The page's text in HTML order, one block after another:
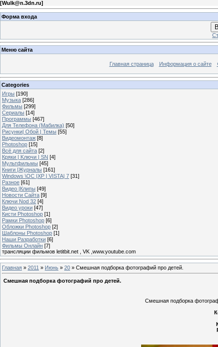
[Wulk@n.3dn.ru]
Форма входа
Меню сайта
Главная страница Информация о сайте
Categories
Игры [190]
Музыка [286]
Фильмы [299]
Сериалы [14]
Программы [467]
Для Телефона (Мабилка) [50]
Рисунки| Обой | Темы [55]
Видеомонтаж [8]
Photoshop [15]
Всё для сайта [2]
Кряки | Kлючи | SN [4]
Мультфильмы [45]
Книги |Журналы [161]
Windows \OC |XP | VISTA| 7 [31]
Разное [61]
Видео |Клипы [49]
Новости Сайта [9]
Ключи Nod 32 [4]
Видео уроки [47]
Кисти Photoshop [1]
Рамки Photoshop [6]
Обложки Photoshop [2]
Шаблоны Photoshop [1]
Наши Разработки [6]
Фильмы Онлайн [7]
трансляции фильмов letitbit.net , VK ,www.youtube.com
Главная » 2011 » Июнь » 20 » Смешная подборка фотографий про детей.
Смешная подборка фотографий про детей.
Смешная подборка